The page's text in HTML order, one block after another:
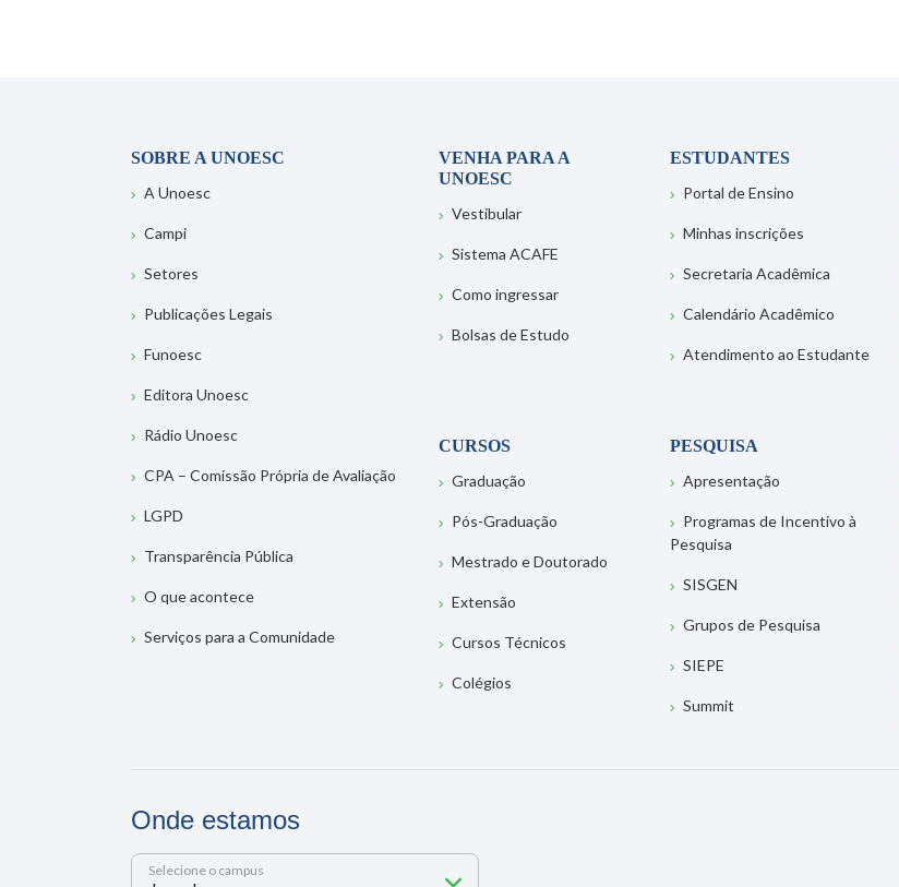
SOBRE A UNOESC
A Unoesc
Campi
Setores
Publicações Legais
Funoesc
Editora Unoesc
Rádio Unoesc
CPA – Comissão Própria de Avaliação
LGPD
Transparência Pública
O que acontece
Serviços para a Comunidade
VENHA PARA A
UNOESC
Vestibular
Sistema ACAFE
Como ingressar
Bolsas de Estudo
ESTUDANTES
Portal de Ensino
Minhas inscrições
Secretaria Acadêmica
Calendário Acadêmico
Atendimento ao Estudante
CURSOS
Graduação
Pós-Graduação
Mestrado e Doutorado
Extensão
Cursos Técnicos
Colégios
PESQUISA
Apresentação
Programas de Incentivo à
Pesquisa
SISGEN
Grupos de Pesquisa
SIEPE
Summit
Onde estamos
Selecione o campus